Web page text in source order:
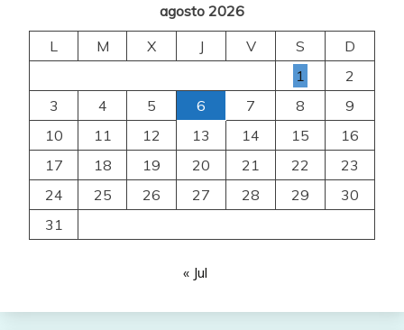
agosto 2026
L
M X J V S
D
1
2
3
4 5 6 7 8
9
10
11 12 13 14 15
16
17
18 19 20 21 22
23
24
25 26 27 28 29
30
31
« Jul